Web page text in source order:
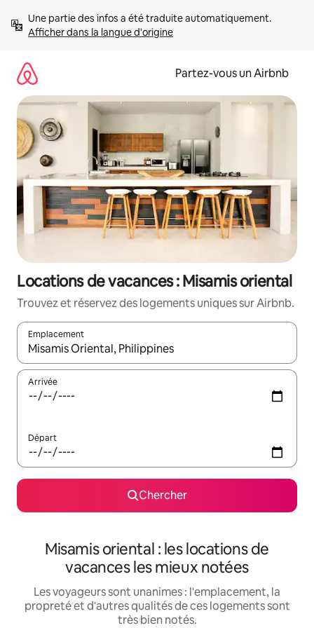
directement
Afficher dans la langue d'origine
Partez-vous un Airbnb
Locations de vacances : Misamis oriental
Trouvez et réservez des logements uniques sur Airbnb.
Emplacement
Quand les résultats sont affichés, parcourez-les en utilisant
Arrivée
Départ
Chercher
Misamis oriental : les locations de
vacances les mieux notées
Les voyageurs sont unanimes : l'emplacement, la
propreté et d'autres qualités de ces logements sont
très bien notés.